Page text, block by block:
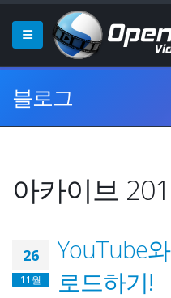
블로그
아카이브
26
11월
YouTube
로드하기!